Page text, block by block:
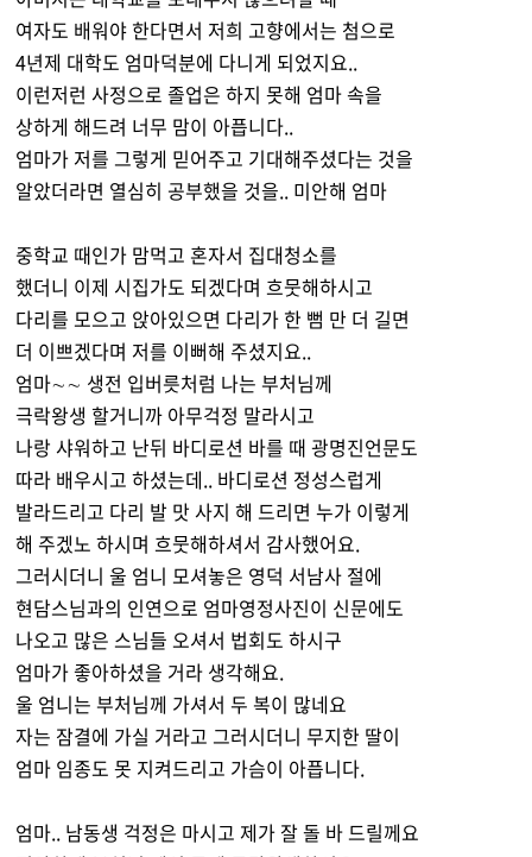
여자도 배워야 한다면서 저희 고향에서는 첨으로
4년제 대학도 엄마덕분에 다니게 되었지요..
이런저런 사정으로 졸업은 하지 못해 엄마 속을
상하게 해드려 너무 맘이 아픕니다..
엄마가 저를 그렇게 믿어주고 기대해주셨다는 것을
알았더라면 열심히 공부했을 것을.. 미안해 엄마
중학교 때인가 맘먹고 혼자서 집대청소를
했더니 이제 시집가도 되겠다며 흐뭇해하시고
다리를 모으고 앉아있으면 다리가 한 뻠 만 더 길면
더 이쁘겠다며 저를 이뻐해 주셨지요..
엄마∼∼ 생전 입버릇처럼 나는 부처님께
극락왕생 할거니까 아무걱정 말라시고
나랑 샤워하고 난뒤 바디로션 바를 때 광명진언문도
따라 배우시고 하셨는데.. 바디로션 정성스럽게
발라드리고 다리 발 맛 사지 해 드리면 누가 이렇게
해 주겠노 하시며 흐뭇해하셔서 감사했어요.
그러시더니 울 엄니 모셔놓은 영덕 서남사 절에
현담스님과의 인연으로 엄마영정사진이 신문에도
나오고 많은 스님들 오셔서 법회도 하시구
엄마가 좋아하셨을 거라 생각해요.
울 엄니는 부처님께 가셔서 두 복이 많네요
자는 잠결에 가실 거라고 그러시더니 무지한 딸이
엄마 임종도 못 지켜드리고 가슴이 아픕니다.
엄마.. 남동생 걱정은 마시고 제가 잘 돌 바 드릴께요